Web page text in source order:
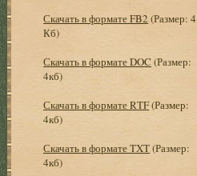
Скачать в формате FB2 (Размер: 4
Кб)
Скачать в формате DOC (Размер:
4кб)
Скачать в формате RTF(Размер:
4кб)
Скачать в формате TXT(Размер:
4кб)